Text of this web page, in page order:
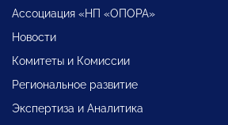
Ассоциация «НП «ОПОРА»
Новости
Комитеты и Комиссии
Региональное развитие
Экспертиза и Аналитика